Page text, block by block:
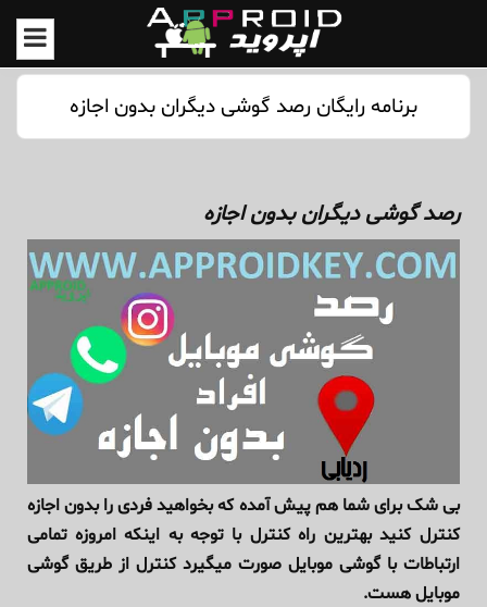
برنامه رایگان رصد گوشی دیگران بدون اجازه
رصد گوشی دیگران بدون اجازه
بی شک برای شما هم پیش آمده که بخواهید فردی را بدون اجازه
کنترل کنید بهترین راه کنترل با توجه به اینکه امروزه تمامی
ارتباطات با گوشی موبایل صورت میگیرد کنترل از طریق گوشی
موبایل هست.